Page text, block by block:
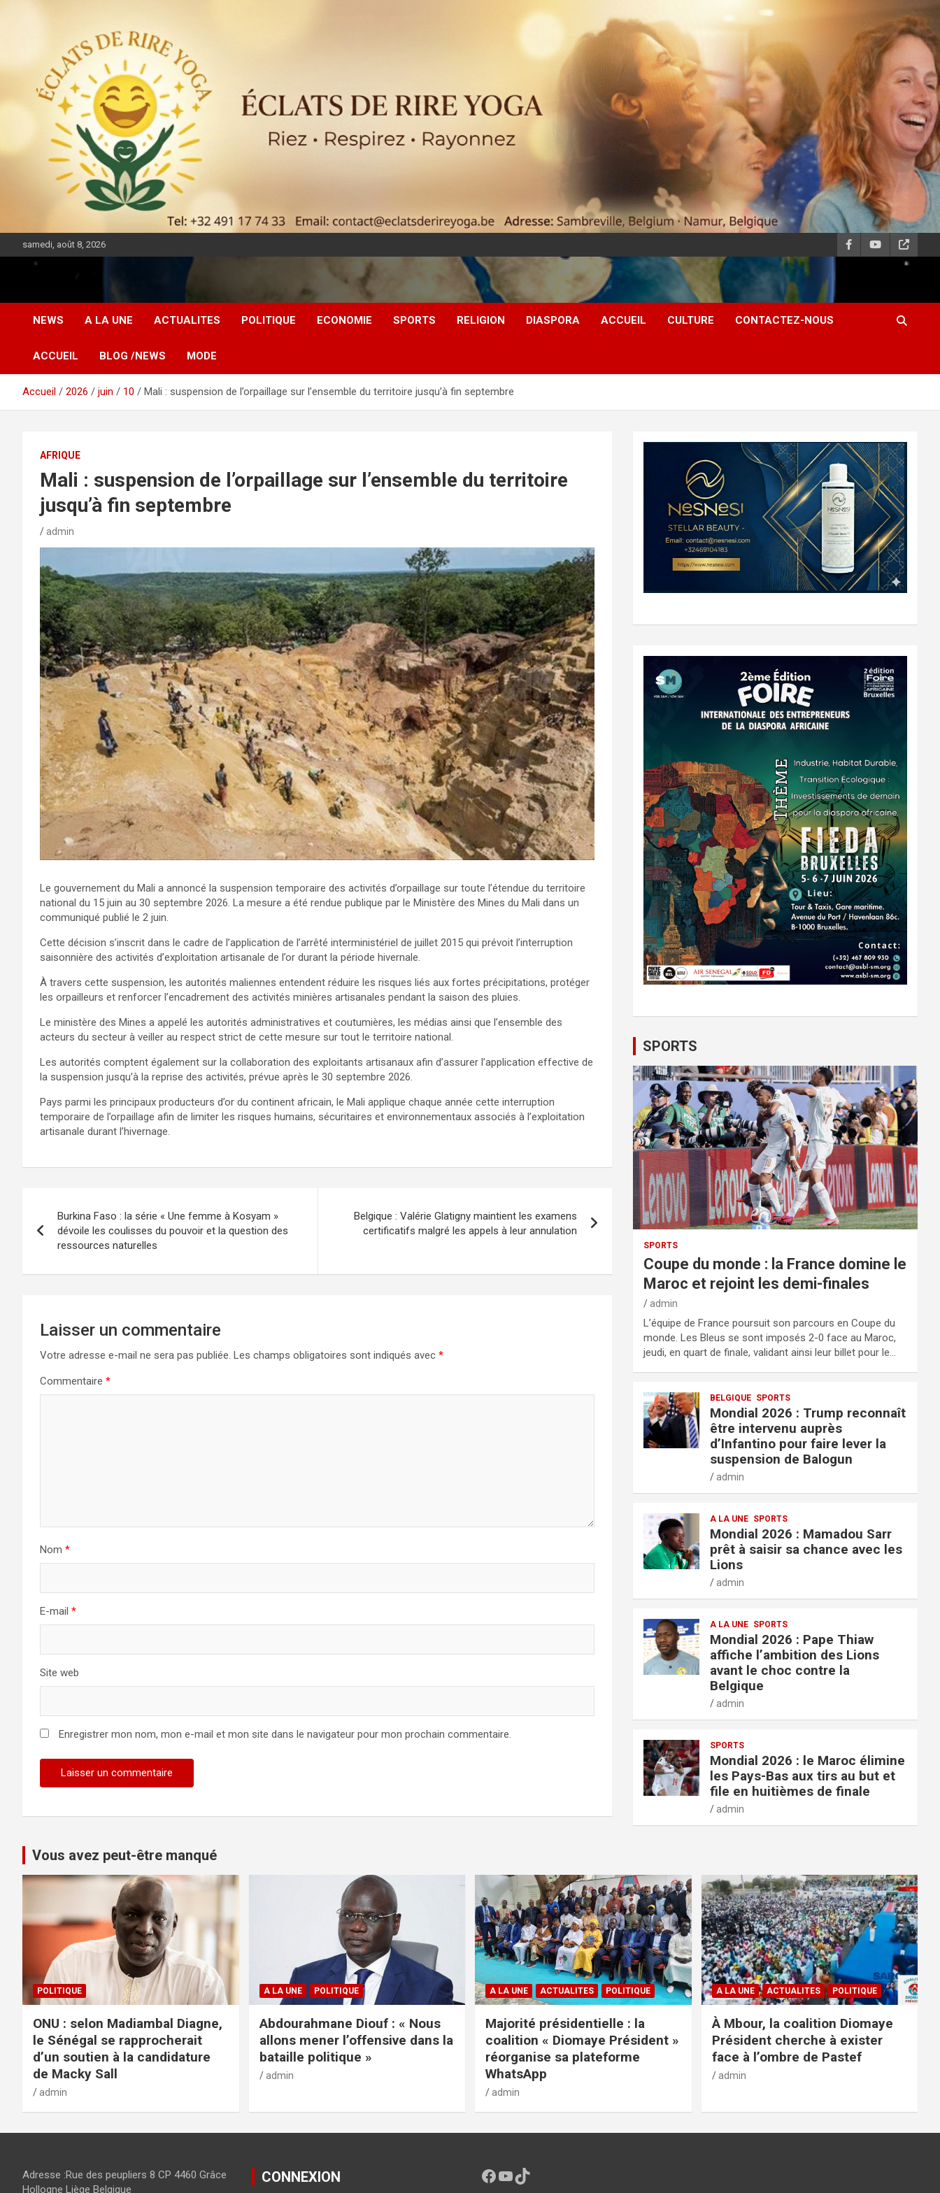
samedi, août 8, 2026
DIASPORA PULSE
NEWS A LA UNE ACTUALITES POLITIQUE ECONOMIE SPORTS RELIGION DIASPORA ACCUEIL CULTURE CONTACTEZ-NOUS
ACCUEIL BLOG /NEWS MODE
Accueil 2026 juin 10 Mali : suspension de l’orpaillage sur l’ensemble du territoire jusqu’à fin septembre
AFRIQUE
Mali : suspension de l’orpaillage sur l’ensemble du territoire
jusqu’à fin septembre
admin
Le gouvernement du Mali a annoncé la suspension temporaire des activités d’orpaillage sur toute l’étendue du territoire
national du 15 juin au 30 septembre 2026. La mesure a été rendue publique par le Ministère des Mines du Mali dans un
communiqué publié le 2 juin.
Cette décision s’inscrit dans le cadre de l’application de l’arrêté interministériel de juillet 2015 qui prévoit l’interruption
saisonnière des activités d’exploitation artisanale de l’or durant la période hivernale.
À travers cette suspension, les autorités maliennes entendent réduire les risques liés aux fortes précipitations, protéger
les orpailleurs et renforcer l’encadrement des activités minières artisanales pendant la saison des pluies.
Le ministère des Mines a appelé les autorités administratives et coutumières, les médias ainsi que l’ensemble des
acteurs du secteur à veiller au respect strict de cette mesure sur tout le territoire national.
Les autorités comptent également sur la collaboration des exploitants artisanaux afin d’assurer l’application effective de
la suspension jusqu’à la reprise des activités, prévue après le 30 septembre 2026.
Pays parmi les principaux producteurs d’or du continent africain, le Mali applique chaque année cette interruption
temporaire de l’orpaillage afin de limiter les risques humains, sécuritaires et environnementaux associés à l’exploitation
artisanale durant l’hivernage.
Burkina Faso : la série « Une femme à Kosyam »
dévoile les coulisses du pouvoir et la question des
ressources naturelles
Belgique : Valérie Glatigny maintient les examens
certificatifs malgré les appels à leur annulation
Laisser un commentaire
Votre adresse e-mail ne sera pas publiée. Les champs obligatoires sont indiqués avec *
Commentaire *
Nom *
E-mail *
Site web
Enregistrer mon nom, mon e-mail et mon site dans le navigateur pour mon prochain commentaire.
SPORTS
SPORTS
Coupe du monde : la France domine le
Maroc et rejoint les demi-finales
admin
L’équipe de France poursuit son parcours en Coupe du
monde. Les Bleus se sont imposés 2-0 face au Maroc,
jeudi, en quart de finale, validant ainsi leur billet pour le…
BELGIQUE SPORTS
Mondial 2026 : Trump reconnaît
être intervenu auprès
d’Infantino pour faire lever la
suspension de Balogun
admin
A LA UNE SPORTS
Mondial 2026 : Mamadou Sarr
prêt à saisir sa chance avec les
Lions
admin
A LA UNE SPORTS
Mondial 2026 : Pape Thiaw
affiche l’ambition des Lions
avant le choc contre la
Belgique
admin
SPORTS
Mondial 2026 : le Maroc élimine
les Pays-Bas aux tirs au but et
file en huitièmes de finale
admin
Vous avez peut-être manqué
POLITIQUE
ONU : selon Madiambal Diagne,
le Sénégal se rapprocherait
d’un soutien à la candidature
de Macky Sall
admin
A LA UNE POLITIQUE
Abdourahmane Diouf : « Nous
allons mener l’offensive dans la
bataille politique »
admin
A LA UNE ACTUALITES POLITIQUE
Majorité présidentielle : la
coalition « Diomaye Président »
réorganise sa plateforme
WhatsApp
admin
A LA UNE ACTUALITES POLITIQUE
À Mbour, la coalition Diomaye
Président cherche à exister
face à l’ombre de Pastef
admin
Adresse :Rue des peupliers 8 CP 4460 Grâce
Hollogne Liège Belgique
CONNEXION